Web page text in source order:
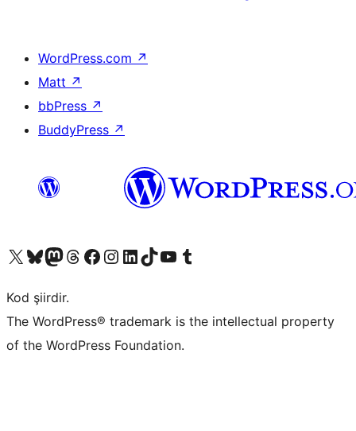
WordPress.com ↗
Matt ↗
bbPress ↗
BuddyPress ↗
X (eski Twitter) hesabımıza bakın
Bluesky hesabımızı ziyaret edinMastodon hesabımızı ziyaret edinThreads hesabımızı ziyaret edinFacebook sayfamızı ziyaret edinInstagram hesabımızı ziyaret edinLinkedIn hesabımızı ziyaret edinTikTok hesabımızı ziyaret edinYouTube kanalımızı ziyaret edinTumblr hesabımızı ziyaret edin
Kod şiirdir.
The WordPress® trademark is the intellectual property
of the WordPress Foundation.